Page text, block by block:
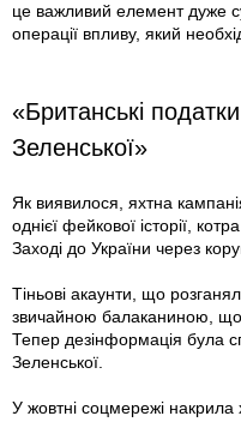
це важливий елемент дуже
операції впливу, який
«Британські
Зеленської»
Як виявилося, яхтна
однієї фейкової історії,
Заході до України через
Тіньові акаунти, що
звичайною балаканиною, що
Тепер дезінформація була
Зеленської.
У жовтні соцмережі